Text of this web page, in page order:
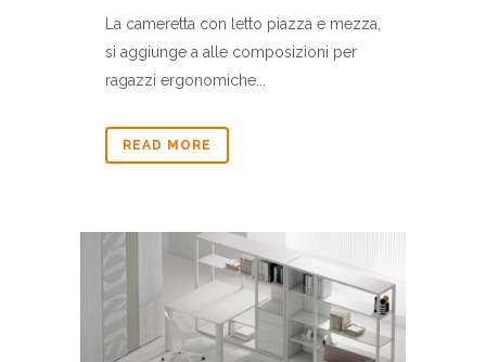
La cameretta con letto piazza e mezza,
si aggiunge a alle composizioni per
ragazzi ergonomiche...
READ MORE